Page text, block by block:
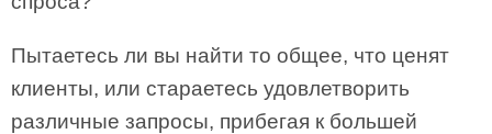
Пытаетесь ли вы найти то общее, что ценят
клиенты, или стараетесь удовлетворить
различные запросы, прибегая к большей